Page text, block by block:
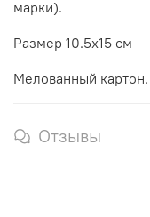
марки).
Размер 10.5х15 см
Мелованный картон.
Отзывы